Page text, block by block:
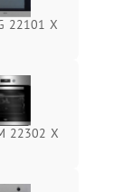
22101 X
22302 X